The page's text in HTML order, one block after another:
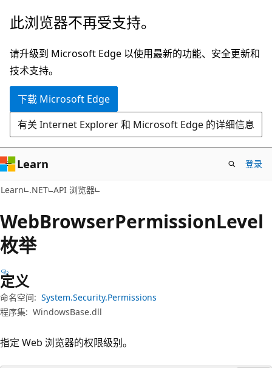
跳
主
要
内
跳
页
内
导
此浏览器不再受支持。
请升级到 Microsoft Edge 以使用最新的功能、安全更新和
技术支持。
下载 Microsoft Edge
有关 Internet Explorer 和 Microsoft Edge 的详细信息
Learn 登录
Learn .NET API 浏览器
WebBrowserPermissionLevel
枚举
定义
命名空间: System.Security.Permissions
程序集: WindowsBase.dll
指定 Web 浏览器的权限级别。